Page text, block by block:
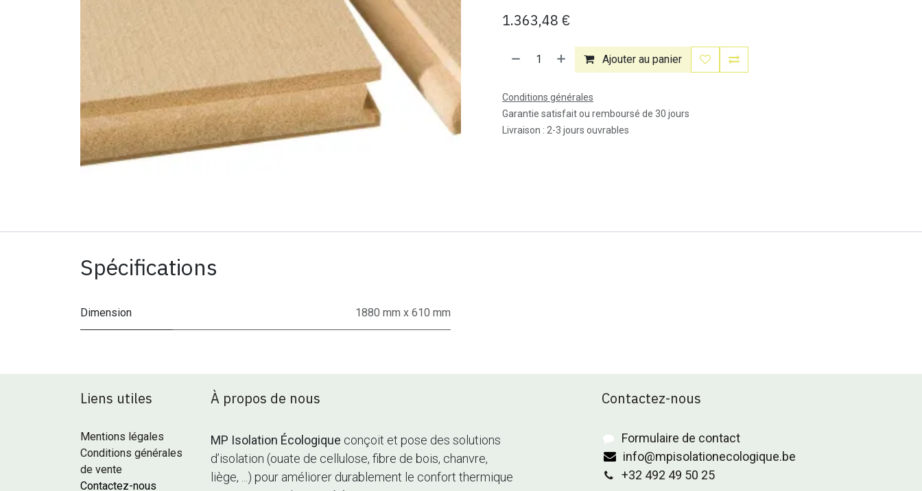
1.363,48 €
Ajouter au panier
Conditions générales
Garantie satisfait ou remboursé de 30 jours
Livraison : 2-3 jours ouvrables
Spécifications
Dimension 1880 mm x 610 mm
Liens utiles
Mentions légales
Conditions générales
de vente
Contactez-nous
À propos de nous
MP Isolation Écologique conçoit et pose des solutions
d’isolation (ouate de cellulose, fibre de bois, chanvre,
liège, ...) pour améliorer durablement le confort thermique
Contactez-nous
Formulaire de contact
info@mpisolationecologique.be
+32 492 49 50 25